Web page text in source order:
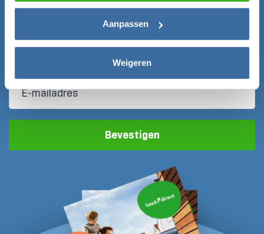
privacybeleid.
Aanpassen
Weigeren
Voornaam*
Bevestigen